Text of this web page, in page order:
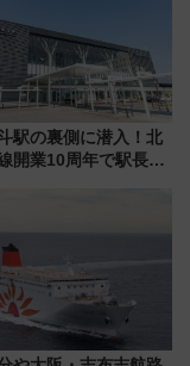
駅の裏側に潜入！北
開業10周年で駅長